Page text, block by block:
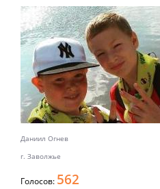
Даниил Огнев
г. Заволжье
Голосов: 562